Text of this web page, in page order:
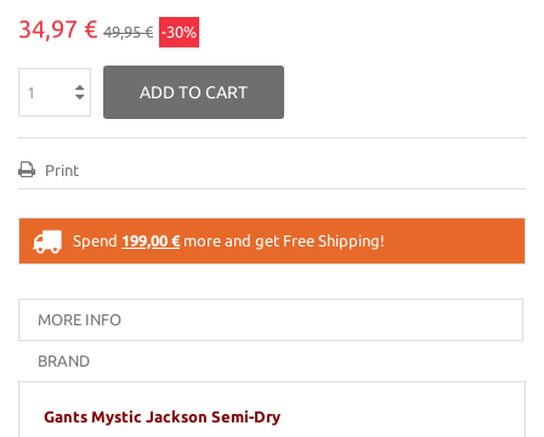
34,97 € 49,95 € -30%
ADD TO CART
Print
Spend 199,00 € more and get Free Shipping!
MORE INFO
BRAND
Gants Mystic Jackson Semi-Dry